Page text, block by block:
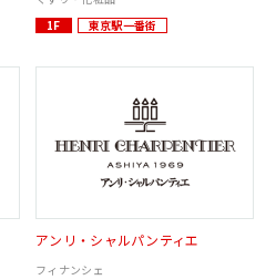
1F
東京駅一番街
アンリ・シャルパンティエ
フィナンシェ